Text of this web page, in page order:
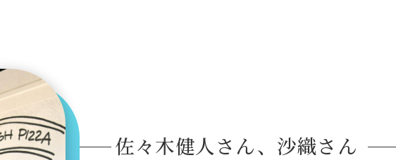
佐々木健人さん、沙織さん